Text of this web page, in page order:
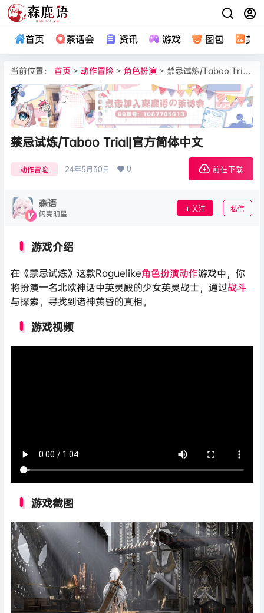
首页 茶话会 资讯 游戏 图包 美
当前位置： 首页 > 动作冒险 > 角色扮演 > 禁忌试炼/Taboo Trial|官方简体中文
禁忌试炼/Taboo Trial|官方简体中文
动作冒险 24年5月30日 0 前往下载
森语
闪亮明星 关注 私信
游戏介绍
在《禁忌试炼》这款Roguelike角色扮演动作游戏中，你
将扮演一名北欧神话中英灵殿的少女英灵战士，通过战斗
与探索，寻找到诸神黄昏的真相。
游戏视频
游戏截图